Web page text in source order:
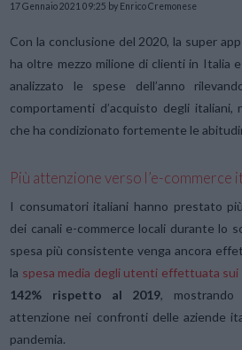
17 Gennaio 2021 09:25 by Enrico Cremonese
Con la conclusione del 2020, la super
ha oltre mezzo milione di clienti in Italia
analizzato le spese dell’anno
comportamenti d’acquisto degli italiani,
che ha condizionato fortemente le
Più attenzione verso l’e-commerce
I consumatori italiani hanno prestato
dei canali e-commerce locali durante lo
spesa più consistente venga ancora
la spesa media degli utenti effettuata sui
142% rispetto al 2019, mostrando
attenzione nei confronti delle aziende
pandemia.